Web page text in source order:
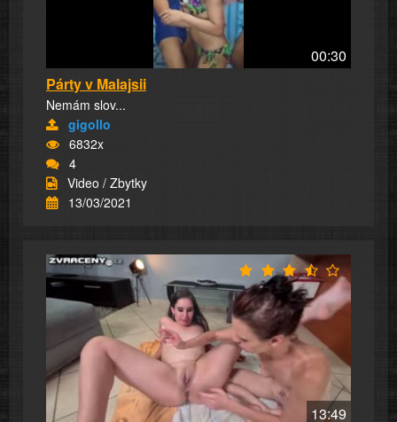
00:30
Párty v Malajsii
Nemám slov...
gigollo
6832x
4
Video / Zbytky
13/03/2021
13:49